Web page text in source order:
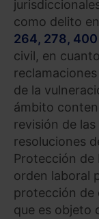
como delito
264, 278, 400
civil, en
de la
ámbito
revisión de
resoluciones
Protección de
orden laboral
protección de
que es objeto